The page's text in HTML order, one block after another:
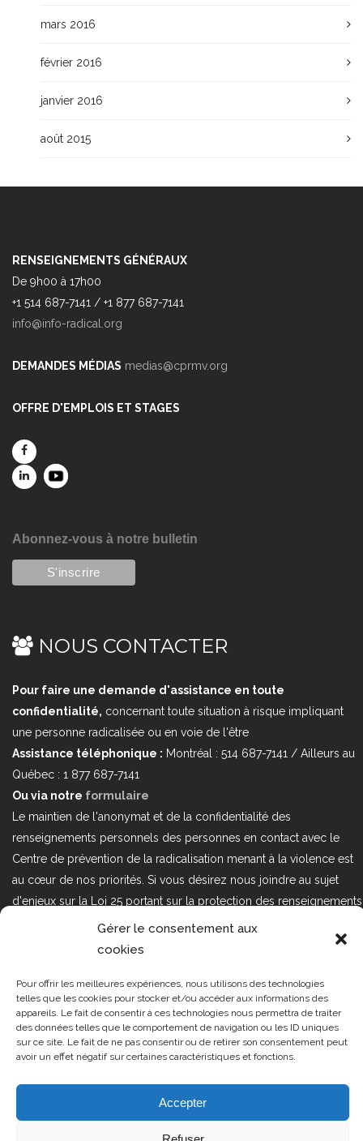
Gérer le consentement aux
cookies
Pour offrir les meilleures expériences, nous utilisons des technologies
telles que les cookies pour stocker et/ou accéder aux informations des
appareils. Le fait de consentir à ces technologies nous permettra de traiter
des données telles que le comportement de navigation ou les ID uniques
sur ce site. Le fait de ne pas consentir ou de retirer son consentement peut
avoir un effet négatif sur certaines caractéristiques et fonctions.
Accepter
mars 2016
février 2016
janvier 2016
août 2015
RENSEIGNEMENTS GÉNÉRAUX
De 9h00 à 17h00
+1 514 687-7141 / +1 877 687-7141
info@info-radical.org
DEMANDES MÉDIAS medias@cprmv.org
OFFRE D'EMPLOIS ET STAGES
Abonnez-vous à notre bulletin
NOUS CONTACTER
Pour faire une demande d'assistance en toute
confidentialité, concernant toute situation à risque impliquant
une personne radicalisée ou en voie de l'être
Assistance téléphonique : Montréal : 514 687-7141 / Ailleurs au
Québec : 1 877 687-7141
Ou via notre formulaire
Le maintien de l'anonymat et de la confidentialité des
renseignements personnels des personnes en contact avec le
Centre de prévention de la radicalisation menant à la violence est
au cœur de nos priorités. Si vous désirez nous joindre au sujet
d'enjeux sur la Loi 25 portant sur la protection des renseignements
personnels dans le secteur privé, veuillez communiquer avec
nous à l'adresse courriel suivant : loi25@cprmv.org Pour en savoir
Tous droits réservés @2019 CPRMV
| Centre de prévention de la
radicalisation menant à la violence
(CPRMV)